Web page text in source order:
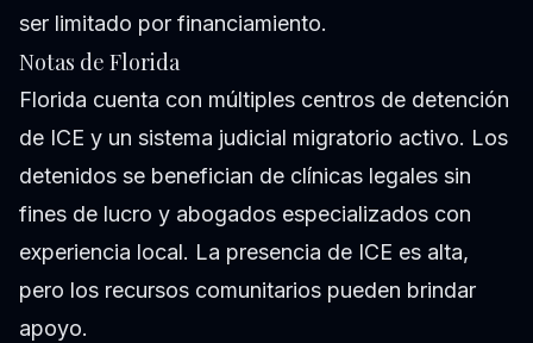
ser limitado por financiamiento.
Notas de Florida
Florida cuenta con múltiples centros de detención
de ICE y un sistema judicial migratorio activo. Los
detenidos se benefician de clínicas legales sin
fines de lucro y abogados especializados con
experiencia local. La presencia de ICE es alta,
pero los recursos comunitarios pueden brindar
apoyo.